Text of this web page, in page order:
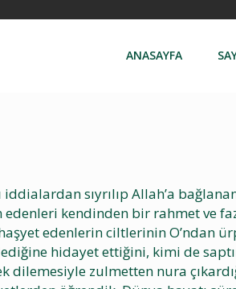
ANASAYFA
sıyrılıp Allah’a
kendinden bir rahmet ve
edenlerin ciltlerinin O’ndan
hidayet ettiğini, kimi de
dilemesiyle zulmetten nura